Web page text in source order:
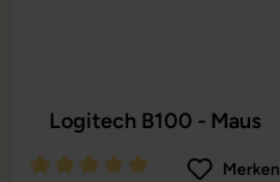
Logitech B100 - Maus
Merken